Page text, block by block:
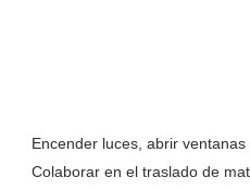
Encender luces, abrir
Colaborar en el traslado de